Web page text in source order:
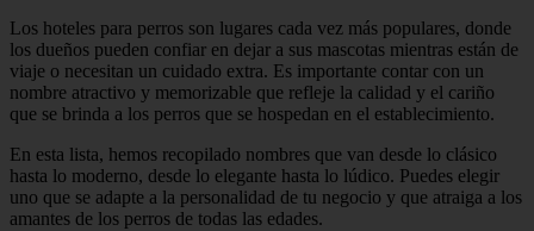
Los hoteles para perros son lugares cada vez más populares, donde
los dueños pueden confiar en dejar a sus mascotas mientras están de
viaje o necesitan un cuidado extra. Es importante contar con un
nombre atractivo y memorizable que refleje la calidad y el cariño
que se brinda a los perros que se hospedan en el establecimiento.
En esta lista, hemos recopilado nombres que van desde lo clásico
hasta lo moderno, desde lo elegante hasta lo lúdico. Puedes elegir
uno que se adapte a la personalidad de tu negocio y que atraiga a los
amantes de los perros de todas las edades.